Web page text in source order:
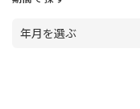
年月を選ぶ